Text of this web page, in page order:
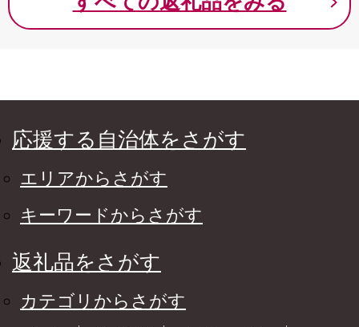
応援する自治体をさがす
エリアからさがす
キーワードからさがす
返礼品をさがす
カテゴリからさがす